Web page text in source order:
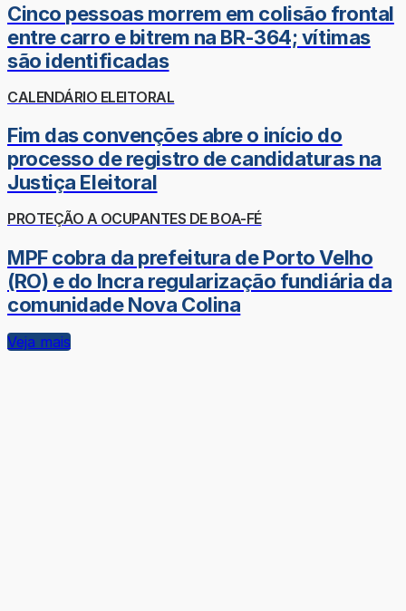
Cinco pessoas morrem em colisão frontal
entre carro e bitrem na BR-364; vítimas
são identificadas
CALENDÁRIO ELEITORAL
Fim das convenções abre o início do
processo de registro de candidaturas na
Justiça Eleitoral
PROTEÇÃO A OCUPANTES DE BOA-FÉ
MPF cobra da prefeitura de Porto Velho
(RO) e do Incra regularização fundiária da
comunidade Nova Colina
Veja mais